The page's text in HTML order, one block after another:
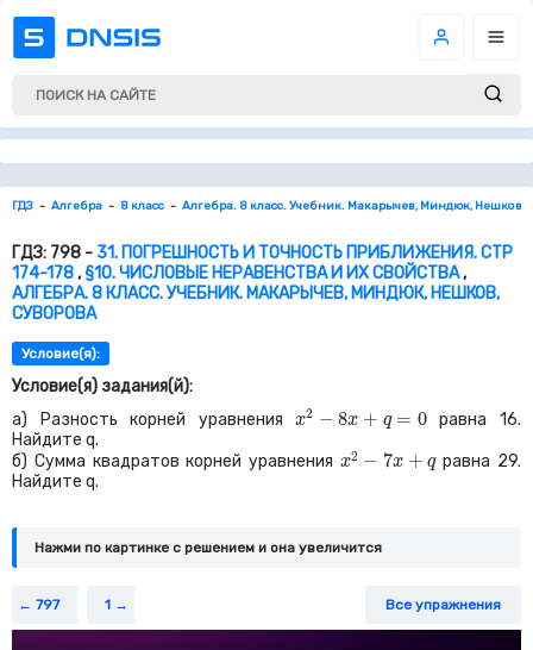
ГДЗ Алгебра 8 класс Алгебра. 8 класс. Учебник. Макарычев, Миндюк, Нешков,
ГДЗ: 798 - 31. ПОГРЕШНОСТЬ И ТОЧНОСТЬ ПРИБЛИЖЕНИЯ. СТР
174-178,§10. ЧИСЛОВЫЕ НЕРАВЕНСТВА И ИХ СВОЙСТВА,
АЛГЕБРА. 8 КЛАСС. УЧЕБНИК. МАКАРЫЧЕВ, МИНДЮК, НЕШКОВ,
СУВОРОВА
Условие(я):
Условие(я) задания(й):
а) Разность корней уравненияx2 − 8x + q = 0
x2 8x q равна 16.
Найдите q.
б) Сумма квадратов корней уравнения x2 − 7x + q
2 7x q равна 29.
Найдите q.
Нажми по картинке c решением и она увеличится
797 1 Все упражнения